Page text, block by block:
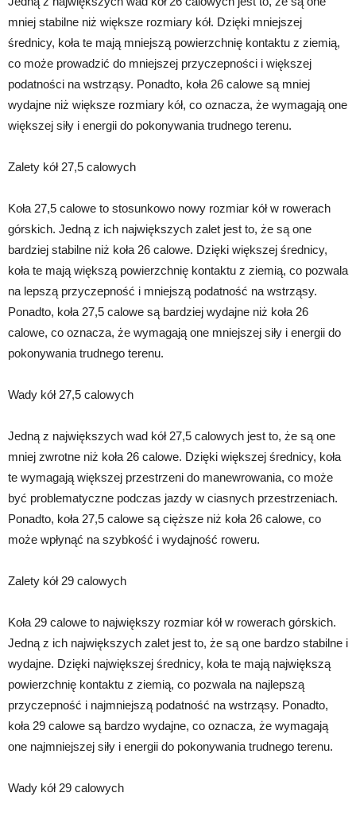
mniej stabilne niż większe rozmiary kół. Dzięki mniejszej
średnicy, koła te mają mniejszą powierzchnię kontaktu z ziemią,
co może prowadzić do mniejszej przyczepności i większej
podatności na wstrząsy. Ponadto, koła 26 calowe są mniej
wydajne niż większe rozmiary kół, co oznacza, że wymagają one
większej siły i energii do pokonywania trudnego terenu.
Zalety kół 27,5 calowych
Koła 27,5 calowe to stosunkowo nowy rozmiar kół w rowerach
górskich. Jedną z ich największych zalet jest to, że są one
bardziej stabilne niż koła 26 calowe. Dzięki większej średnicy,
koła te mają większą powierzchnię kontaktu z ziemią, co pozwala
na lepszą przyczepność i mniejszą podatność na wstrząsy.
Ponadto, koła 27,5 calowe są bardziej wydajne niż koła 26
calowe, co oznacza, że wymagają one mniejszej siły i energii do
pokonywania trudnego terenu.
Wady kół 27,5 calowych
Jedną z największych wad kół 27,5 calowych jest to, że są one
mniej zwrotne niż koła 26 calowe. Dzięki większej średnicy, koła
te wymagają większej przestrzeni do manewrowania, co może
być problematyczne podczas jazdy w ciasnych przestrzeniach.
Ponadto, koła 27,5 calowe są cięższe niż koła 26 calowe, co
może wpłynąć na szybkość i wydajność roweru.
Zalety kół 29 calowych
Koła 29 calowe to największy rozmiar kół w rowerach górskich.
Jedną z ich największych zalet jest to, że są one bardzo stabilne i
wydajne. Dzięki największej średnicy, koła te mają największą
powierzchnię kontaktu z ziemią, co pozwala na najlepszą
przyczepność i najmniejszą podatność na wstrząsy. Ponadto,
koła 29 calowe są bardzo wydajne, co oznacza, że wymagają
one najmniejszej siły i energii do pokonywania trudnego terenu.
Wady kół 29 calowych